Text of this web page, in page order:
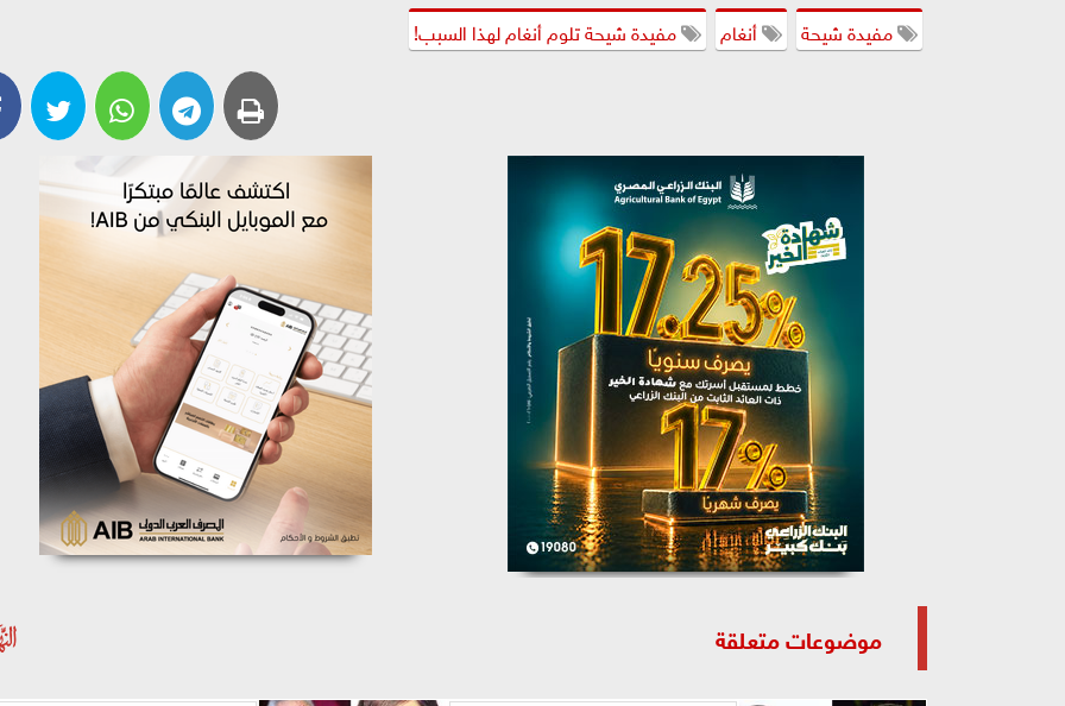
مفيدة شيحة
أنغام مفيدة شيحة تلوم أنغام لهذا السبب!
موضوعات متعلقة